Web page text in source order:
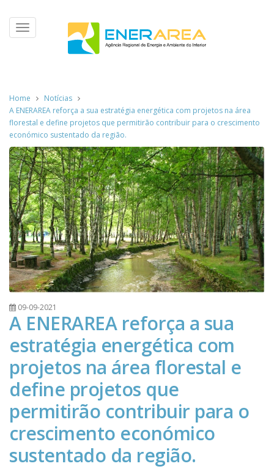
Toggle
navigation
Home
Notícias
A ENERAREA reforça a sua estratégia energética com projetos na área
florestal e define projetos que permitirão contribuir para o crescimento
económico sustentado da região.
09-09-2021
A ENERAREA reforça a sua
estratégia energética com
projetos na área florestal e
define projetos que
permitirão contribuir para o
crescimento económico
sustentado da região.